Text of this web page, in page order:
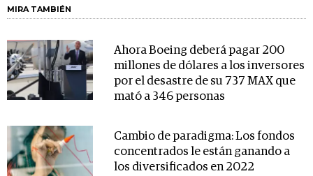
MIRA TAMBIÉN
Ahora Boeing deberá pagar 200
millones de dólares a los inversores
por el desastre de su 737 MAX que
mató a 346 personas
Cambio de paradigma: Los fondos
concentrados le están ganando a
los diversificados en 2022